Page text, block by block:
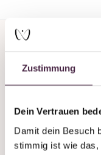
Zustimmung
Dein Vertrauen
Damit dein Besuch
stimmig ist wie
Do you
advice?